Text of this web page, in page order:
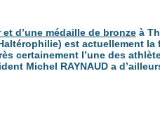
d’une médaille de bronzeà
est actuellement
certainement l’une des
Michel RAYNAUD a